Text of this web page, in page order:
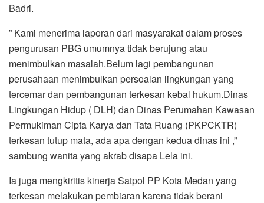
Badri.
” Kami menerima laporan dari masyarakat dalam proses
pengurusan PBG umumnya tidak berujung atau
menimbulkan masalah.Belum lagi pembangunan
perusahaan menimbulkan persoalan lingkungan yang
tercemar dan pembangunan terkesan kebal hukum.Dinas
Lingkungan Hidup ( DLH) dan Dinas Perumahan Kawasan
Permukiman Cipta Karya dan Tata Ruang (PKPCKTR)
terkesan tutup mata, ada apa dengan kedua dinas ini ,”
sambung wanita yang akrab disapa Lela ini.
Ia juga mengkiritis kinerja Satpol PP Kota Medan yang
terkesan melakukan pembiaran karena tidak berani